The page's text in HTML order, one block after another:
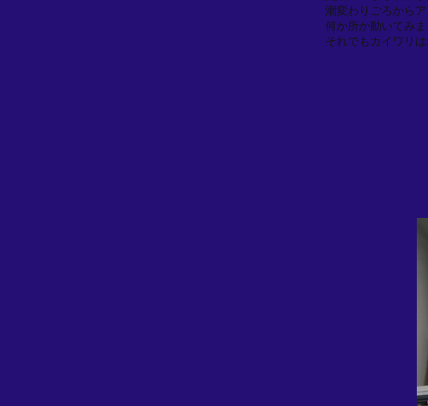
潮変わりごろから
何か所か動いてみ
それでもカイワリ